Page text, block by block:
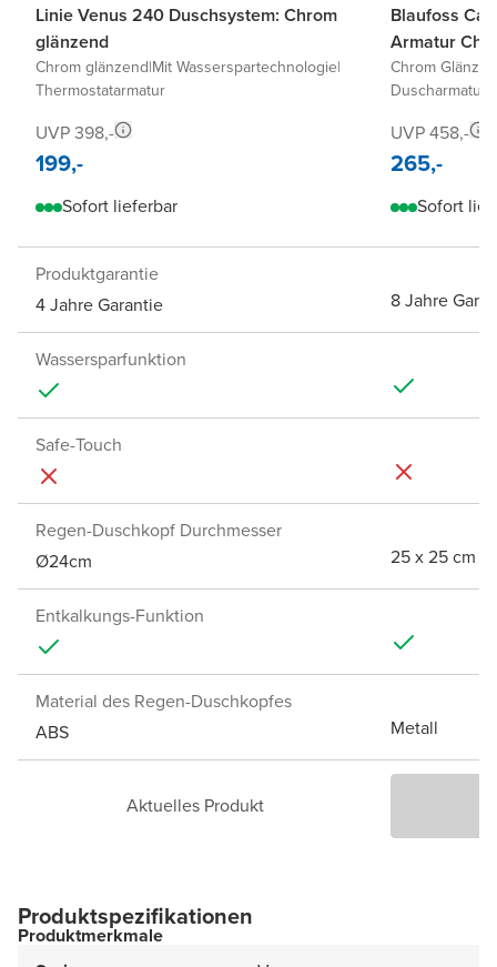
Linie Venus 240 Duschsystem: Chrom
glänzend
Chrom glänzend|Mit Wasserspartechnologie|
Thermostatarmatur
UVP 398,-
199,-
Sofort lieferbar
Blaufoss
Armatur
Chrom
Duscharmatur
UVP 458,-
265,-
Sofort
Produktgarantie
4 Jahre Garantie
8 Jahre
Wassersparfunktion
Safe-Touch
Regen-Duschkopf Durchmesser
Ø24cm
25 x 25 cm
Entkalkungs-Funktion
Material des Regen-Duschkopfes
ABS
Metall
Aktuelles Produkt
Produktspezifikationen
Produktmerkmale